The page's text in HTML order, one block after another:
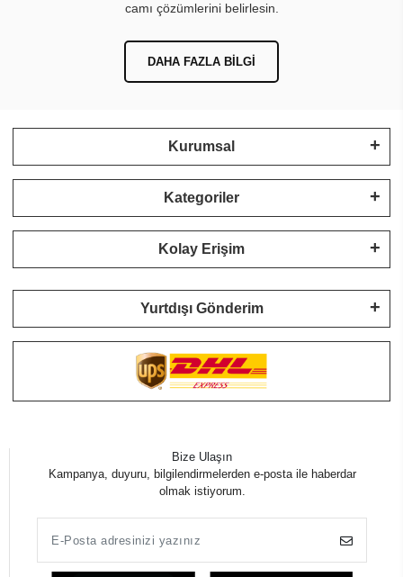
camı çözümlerini belirlesin.
DAHA FAZLA BILGI
Kurumsal
Kategoriler
Kolay Erişim
Yurtdışı Gönderim
Bize Ulaşın
Kampanya, duyuru, bilgilendirmelerden e-posta ile haberdar
olmak istiyorum.